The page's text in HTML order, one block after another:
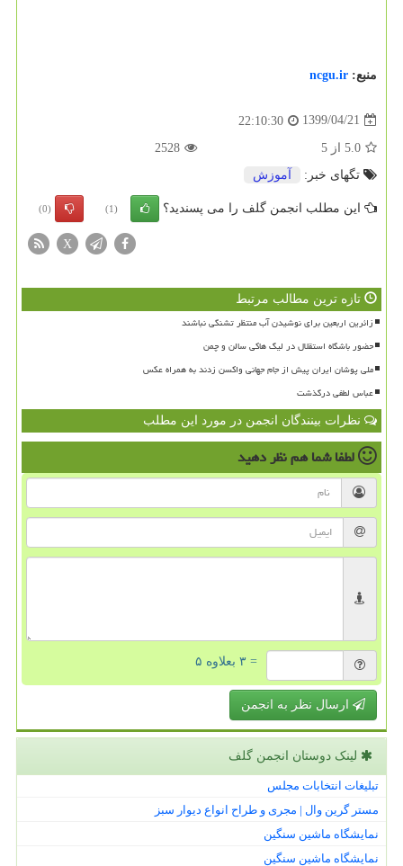
منبع: ncgu.ir
1399/04/21
22:10:30
5.0 از 5
2528
تگهای خبر:
آموزش
این مطلب انجمن گلف را می پسندید؟ (1)
(0)
X
تازه ترین مطالب مرتبط
زائرین اربعین برای نوشیدن آب منتظر تشنگی نباشند
حضور باشگاه استقلال در لیگ هاکی سالن و چمن
ملی پوشان ایران پیش از جام جهانی واکسن زدند به همراه عکس
عباس لطفی درگذشت
نظرات بینندگان انجمن در مورد این مطلب
لطفا شما همنظر دهید
= ۳ بعلاوه ۵
ارسال نظر به انجمن
لینک دوستان انجمن گلف
تبلیغات انتخابات مجلس
مستر گرین وال | مجری و طراح انواع دیوار سبز
نمایشگاه ماشین سنگین
نمایشگاه ماشین سنگین